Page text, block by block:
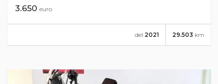
3.650 euro
29.503 km
del 2021